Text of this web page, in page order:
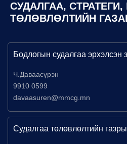
СУДАЛГАА,
ТӨЛӨВЛӨЛТИЙН
Бодлогын судалгаа эрхэлсэн
Ч.Даваасүрэн
9910 0599
davaasuren@mmcg.mn
Судалгаа төлөвлөлтийн